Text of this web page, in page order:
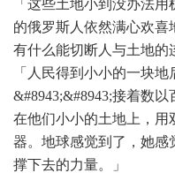
「这些土地小到没办法
的俄罗斯人依然满心欢
有什么能切断人与土地的
「人民得到小小的一块
&#8943;&#8943;接着数
在他们小小的土地上，用
器。地球感觉到了，她感
撑下去的力量。」